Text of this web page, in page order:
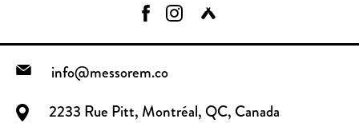
info@messorem.co
2233 Rue Pitt, Montréal, QC, Canada